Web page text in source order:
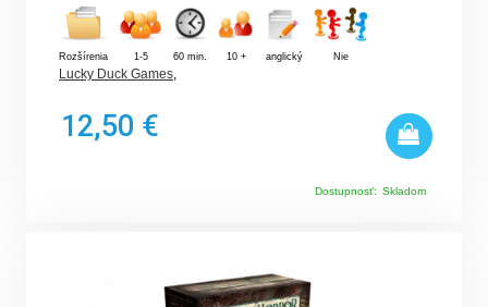
Rozšírenia 1-5 60 min. 10 + anglický Nie
Lucky Duck Games,
12,50 €
Dostupnosť: Skladom